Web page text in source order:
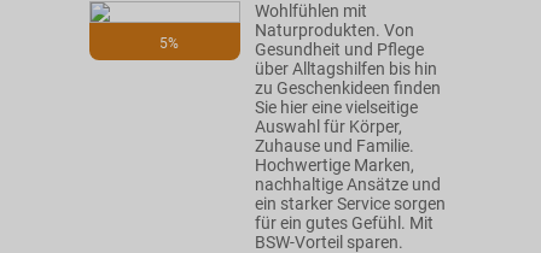
5%
Wohlfühlen mit
Naturprodukten. Von
Gesundheit und Pflege
über Alltagshilfen bis hin
zu Geschenkideen finden
Sie hier eine vielseitige
Auswahl für Körper,
Zuhause und Familie.
Hochwertige Marken,
nachhaltige Ansätze und
ein starker Service sorgen
für ein gutes Gefühl. Mit
BSW-Vorteil sparen.